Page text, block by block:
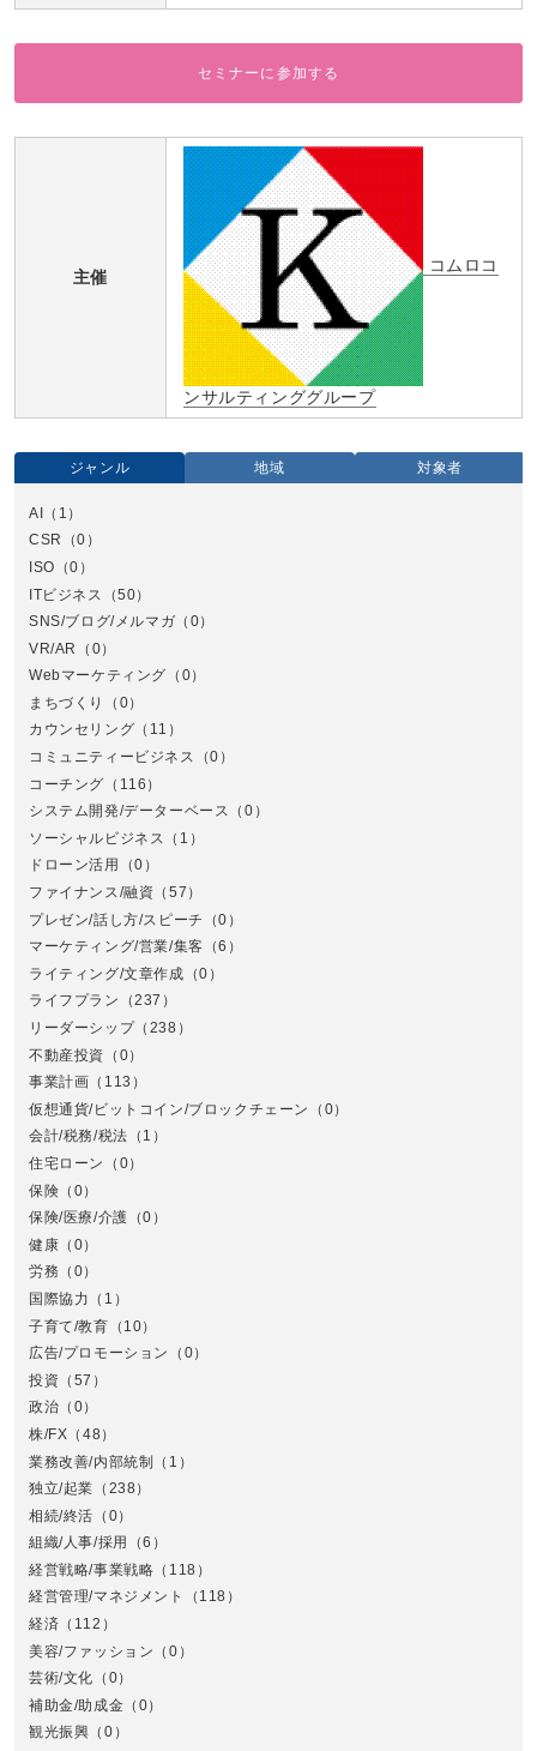
セミナーに参加する
主催
コムロコ
ンサルティンググループ
ジャンル 地域 対象者
AI （1）
CSR
（0）
ISO （0）
ITビジネス
（50）
SNS/ブログ/メルマガ （0）
VR/AR
（0）
Webマーケティング （0）
まちづくり
（0）
カウンセリング （11）
コミュニティービジネス
（0）
コーチング （116）
システム開発/データーベース （0）
ソーシャルビジネス （1）
ドローン活用
（0）
ファイナンス/融資 （57）
プレゼン/話し方/スピーチ
（0）
マーケティング/営業/集客 （6）
ライティング/文章作成 （0）
ライフプラン
（237）
リーダーシップ（238）
不動産投資 （0）
事業計画 （113）
仮想通貨/ビットコイン/ブロックチェーン
（0）
会計/税務/税法 （1）
住宅ローン
（0）
保険 （0）
保険/医療/介護 （0）
健康 （0）
労務 （0）
国際協力 （1）
子育て/教育 （10）
広告/プロモーション
（0）
投資 （57）
政治 （0）
株/FX （48）
業務改善/内部統制 （1）
独立/起業 （238）
相続/終活 （0）
組織/人事/採用
（6）
経営戦略/事業戦略 （118）
経営管理/マネジメント
（118）
経済 （112）
美容/ファッション （0）
芸術/文化 （0）
補助金/助成金 （0）
観光振興 （0）